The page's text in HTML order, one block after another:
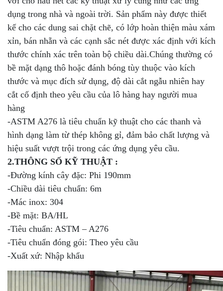
dụng trong nhà và ngoài trời. Sản phẩm này được thiết
kế cho các dung sai chặt chẽ, có lớp hoàn thiện màu xám
xỉn, bán nhẵn và các cạnh sắc nét được xác định với kích
thước chính xác trên toàn bộ chiều dài.Chúng thường có
bề mặt dạng thô hoặc đánh bóng tùy thuộc vào kích
thước và mục đích sử dụng, độ dài cắt ngẫu nhiên hay
cắt cố định theo yêu cầu của lô hàng hay người mua
hàng
-ASTM A276 là tiêu chuẩn kỹ thuật cho các thanh và
hình dạng làm từ thép không gỉ, đảm bảo chất lượng và
hiệu suất vượt trội trong các ứng dụng yêu cầu.
2.THÔNG SỐ KỸ THUẬT :
-Đường kính cây đặc: Phi 190mm
-Chiều dài tiêu chuẩn: 6m
-Mác inox: 304
-Bề mặt: BA/HL
-Tiêu chuẩn: ASTM – A276
-Tiêu chuẩn đóng gói: Theo yêu cầu
-Xuất xứ: Nhập khẩu